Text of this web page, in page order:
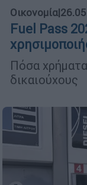
Οικονομία|
Fuel Pass
Πόσα
δικαιούχους